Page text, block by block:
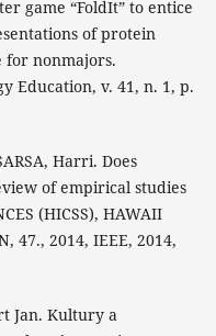
game “FoldIt” to entice
of protein
for nonmajors.
Education, v. 41, n. 1, p.
Harri. Does
of empirical studies
(HICSS), HAWAII
47., 2014, IEEE, 2014,
Jan. Kultury a